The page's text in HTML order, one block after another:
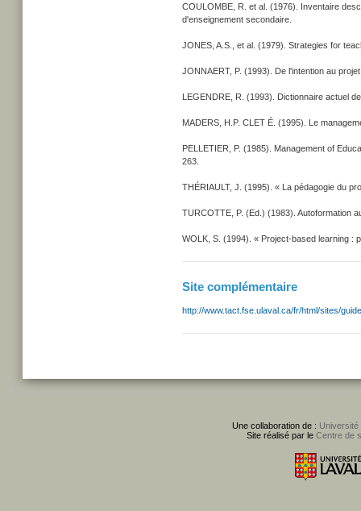
COULOMBE, R. et al. (1976). Inventaire
d'enseignement secondaire.
JONES, A.S., et al. (1979). Strategies for
JONNAERT, P. (1993). De l'intention au
LEGENDRE, R. (1993). Dictionnaire actuel
MADERS, H.P. CLET É. (1995). Le
PELLETIER, P. (1985). Management of
263.
THÉRIAULT, J. (1995). « La pédagogie du
TURCOTTE, P. (Ed.) (1983). Autoformation
WOLK, S. (1994). « Project-based learning :
Site complémentaire
http://www.tact.fse.ulaval.ca/fr/html/sites/
Une collaboration de : Université
Site réalisé par le Centre de